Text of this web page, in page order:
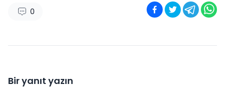
0
Bir yanıt yazın